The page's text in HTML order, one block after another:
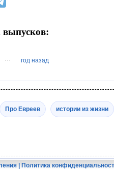
··· год назад
Про Евреев истории из жизни
| Политика